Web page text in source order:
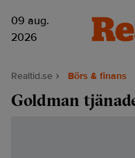
09 aug.
2026
Realtid.se Börs & finans
Goldman